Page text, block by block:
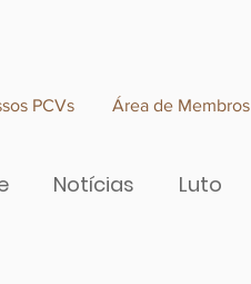
PCVs Área de Membros
Notícias Luto